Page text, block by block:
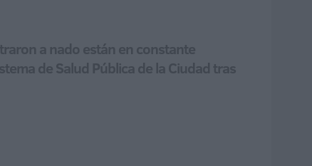
a nado están en constante
de Salud Pública de la Ciudad tras